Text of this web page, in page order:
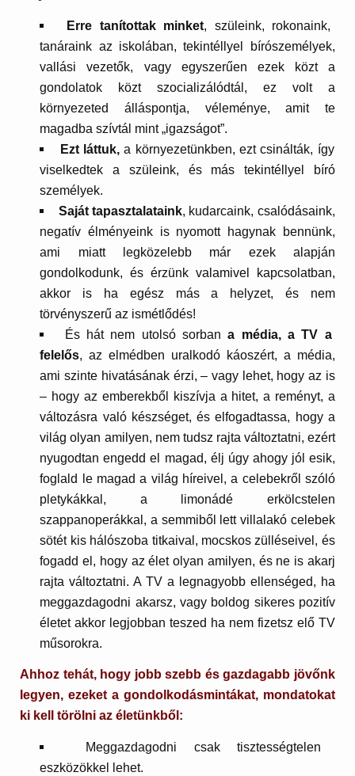
Erre tanítottak minket, szüleink, rokonaink,
tanáraink az iskolában, tekintéllyel bírószemélyek,
vallási vezetők, vagy egyszerűen ezek közt a
gondolatok közt szocializálódtál, ez volt a
környezeted álláspontja, véleménye, amit te
magadba szívtál mint „igazságot”.
Ezt láttuk, a környezetünkben, ezt csinálták, így
viselkedtek a szüleink, és más tekintéllyel bíró
személyek.
Saját tapasztalataink, kudarcaink, csalódásaink,
negatív élményeink is nyomott hagynak bennünk,
ami miatt legközelebb már ezek alapján
gondolkodunk, és érzünk valamivel kapcsolatban,
akkor is ha egész más a helyzet, és nem
törvényszerű az ismétlődés!
És hát nem utolsó sorbana média, a TV a
felelős, az elmédben uralkodó káoszért, a média,
ami szinte hivatásának érzi, – vagy lehet, hogy az is
– hogy az emberekből kiszívja a hitet, a reményt, a
változásra való készséget, és elfogadtassa, hogy a
világ olyan amilyen, nem tudsz rajta változtatni, ezért
nyugodtan engedd el magad, élj úgy ahogy jól esik,
foglald le magad a világ híreivel, a celebekről szóló
pletykákkal, a limonádé erkölcstelen
szappanoperákkal, a semmiből lett villalakó celebek
sötét kis hálószoba titkaival, mocskos zülléseivel, és
fogadd el, hogy az élet olyan amilyen, és ne is akarj
rajta változtatni. A TV a legnagyobb ellenséged, ha
meggazdagodni akarsz, vagy boldog sikeres pozitív
életet akkor legjobban teszed ha nem fizetsz elő TV
műsorokra.
Ahhoz tehát, hogy jobb szebb és gazdagabb jövőnk
legyen, ezeket a gondolkodásmintákat, mondatokat
ki kell törölni az életünkből:
Meggazdagodni csak tisztességtelen
eszközökkel lehet.